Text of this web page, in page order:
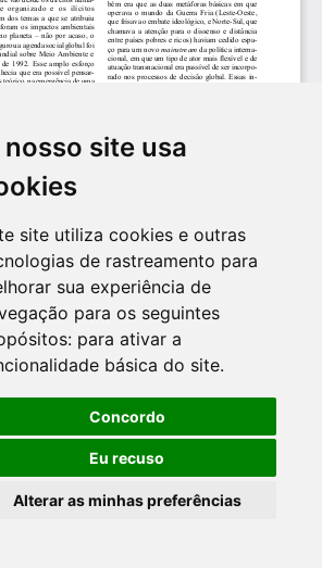
nosso site usa
site utiliza cookies e outras
de rastreamento para
sua experiência de
para os seguintes
para ativar a
básica do site.
Concordo
Eu recuso
Alterar as minhas preferências